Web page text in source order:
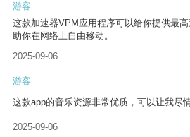
游客
这款加速器VPM应用程序可以给你提供最
助你在网络上自由移动。
2025-09-06
游客
这款app的音乐资源非常优质，可以让我尽
2025-09-06